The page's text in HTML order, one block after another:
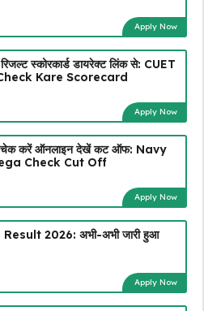
Apply Now
स्कोरकार्ड डायरेक्ट लिंक से: CUET
Kare Scorecard
Apply Now
चेक करें ऑनलाइन देखें कट ऑफ: Navy
Check Cut Off
Apply Now
2026: अभी-अभी जारी हुआ
Apply Now